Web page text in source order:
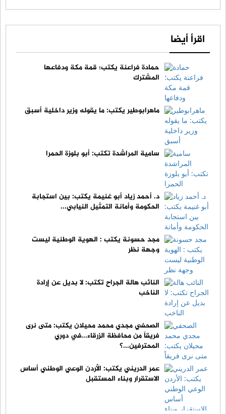
اقرأ أيضا
حمادة فراعنة يكتب؛ قمة مكة ودفاعها
المشترك
ماهرابوطير يكتب: ما يقوله وزير داخلية أسبق
سامية المراشدة تكتب: أبو بلوزة الحمرا
د. أحمد زياد أبو غنيمة يكتب: بين استجابة
الحكومة وأمانة التمثيل النيابي...
مجد حسونة يكتب : الهوية الوطنية ليست
وجهة نظر
النائب هالة الجراح تكتب: لا بديل عن إرادة
الناخب
الصحفي مجدي محمد محيلان يكتب: متى نرى
فريقاً من محافظة الزرقاء...في دوري
المحترفين...؟
عمر الدريني يكتب: الأردن الوعي الوطني أساس
الاستقرار وبناء المستقبل